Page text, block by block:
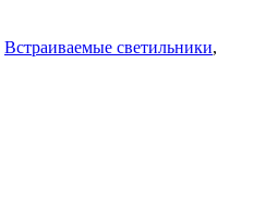
Встраиваемые светильники,